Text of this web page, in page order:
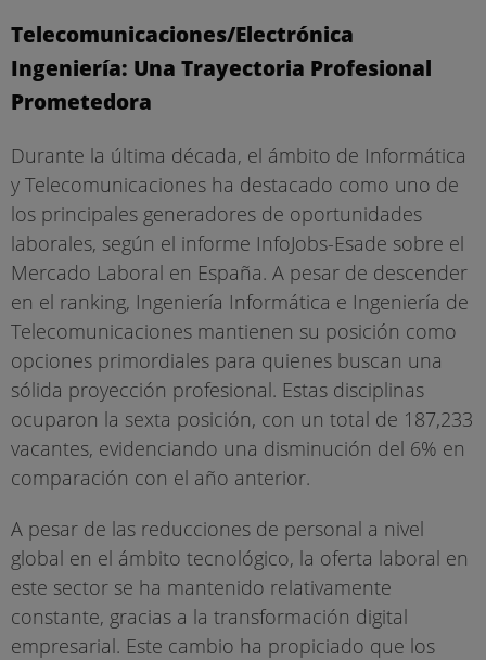
Telecomunicaciones/Electrónica
Ingeniería: Una Trayectoria Profesional
Prometedora
Durante la última década, el ámbito de Informática
y Telecomunicaciones ha destacado como uno de
los principales generadores de oportunidades
laborales, según el informe InfoJobs-Esade sobre el
Mercado Laboral en España. A pesar de descender
en el ranking, Ingeniería Informática e Ingeniería de
Telecomunicaciones mantienen su posición como
opciones primordiales para quienes buscan una
sólida proyección profesional. Estas disciplinas
ocuparon la sexta posición, con un total de 187,233
vacantes, evidenciando una disminución del 6% en
comparación con el año anterior.
A pesar de las reducciones de personal a nivel
global en el ámbito tecnológico, la oferta laboral en
este sector se ha mantenido relativamente
constante, gracias a la transformación digital
empresarial. Este cambio ha propiciado que los